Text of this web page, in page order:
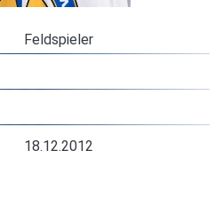
Feldspieler
18.12.2012